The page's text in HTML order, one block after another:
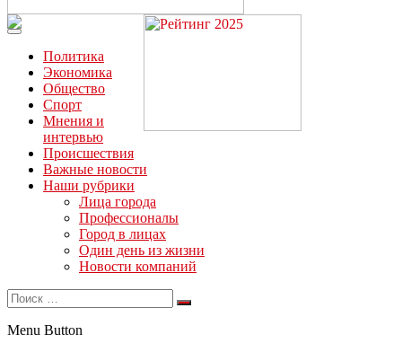
Читайте последние новости дня в Тульской области на сайте
“ЗаНовомосковск”
Политика
Экономика
Общество
Спорт
Мнения и
интервью
Происшествия
Важные новости
Наши рубрики
Лица города
Профессионалы
Город в лицах
Один день из жизни
Новости компаний
Menu Button